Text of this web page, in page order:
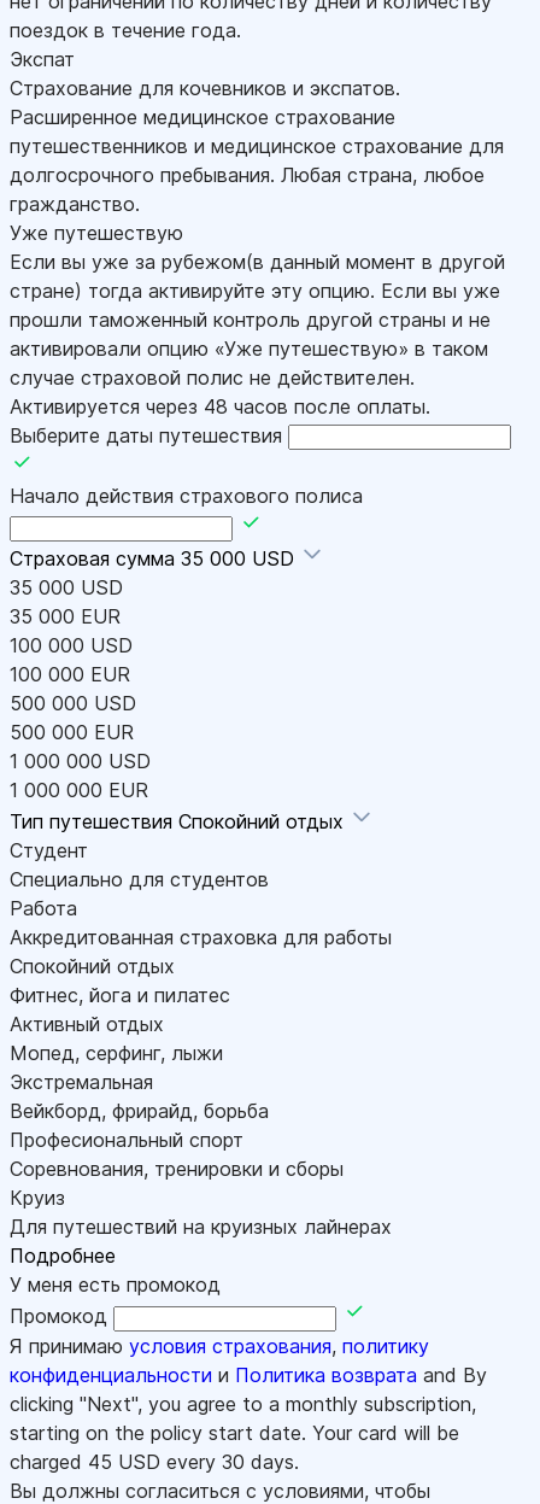
поездок в течение года.
Экспат
Страхование для кочевников и экспатов.
Расширенное медицинское страхование
путешественников и медицинское страхование для
долгосрочного пребывания. Любая страна, любое
гражданство.
Уже путешествую
Если вы уже за рубежом(в данный момент в другой
стране) тогда активируйте эту опцию. Если вы уже
прошли таможенный контроль другой страны и не
активировали опцию «Уже путешествую» в таком
случае страховой полис не действителен.
Активируется через 48 часов после оплаты.
Выберите даты путешествия
Начало действия страхового полиса
Страховая сумма 35 000 USD
35 000 USD
35 000 EUR
100 000 USD
100 000 EUR
500 000 USD
500 000 EUR
1 000 000 USD
1 000 000 EUR
Тип путешествия Спокойний отдых
Студент
Специально для студентов
Работа
Аккредитованная страховка для работы
Спокойний отдых
Фитнес, йога и пилатес
Активный отдых
Мопед, серфинг, лыжи
Экстремальная
Вейкборд, фрирайд, борьба
Професиональный спорт
Соревнования, тренировки и сборы
Круиз
Для путешествий на круизных лайнерах
Подробнее
У меня есть промокод
Промокод
Я принимаю условия страхования, политику
конфиденциальности и Политика возврата and By
clicking "Next", you agree to a monthly subscription,
starting on the policy start date. Your card will be
charged 45 USD every 30 days.
Вы должны согласиться с условиями, чтобы